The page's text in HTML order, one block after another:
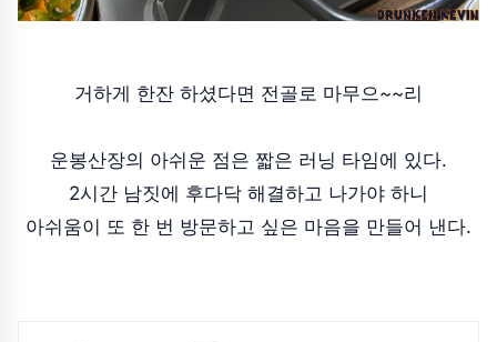
거하게 한잔 하셨다면 전골로 마무으~~리
운봉산장의 아쉬운 점은 짧은 러닝 타임에 있다.
2시간 남짓에 후다닥 해결하고 나가야 하니
아쉬움이 또 한 번 방문하고 싶은 마음을 만들어 낸다.